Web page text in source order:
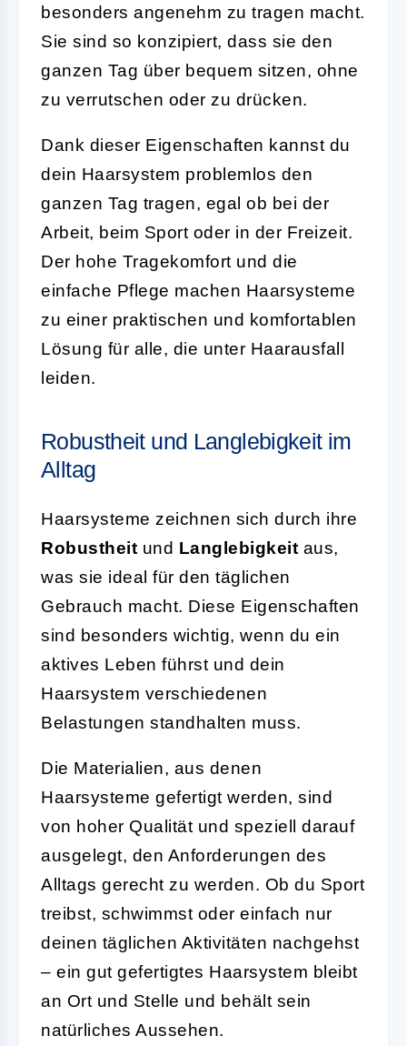
besonders angenehm zu tragen macht.
Sie sind so konzipiert, dass sie den
ganzen Tag über bequem sitzen, ohne
zu verrutschen oder zu drücken.
Dank dieser Eigenschaften kannst du
dein Haarsystem problemlos den
ganzen Tag tragen, egal ob bei der
Arbeit, beim Sport oder in der Freizeit.
Der hohe Tragekomfort und die
einfache Pflege machen Haarsysteme
zu einer praktischen und komfortablen
Lösung für alle, die unter Haarausfall
leiden.
Robustheit und Langlebigkeit im
Alltag
Haarsysteme zeichnen sich durch ihre
Robustheit und Langlebigkeit aus,
was sie ideal für den täglichen
Gebrauch macht. Diese Eigenschaften
sind besonders wichtig, wenn du ein
aktives Leben führst und dein
Haarsystem verschiedenen
Belastungen standhalten muss.
Die Materialien, aus denen
Haarsysteme gefertigt werden, sind
von hoher Qualität und speziell darauf
ausgelegt, den Anforderungen des
Alltags gerecht zu werden. Ob du Sport
treibst, schwimmst oder einfach nur
deinen täglichen Aktivitäten nachgehst
– ein gut gefertigtes Haarsystem bleibt
an Ort und Stelle und behält sein
natürliches Aussehen.